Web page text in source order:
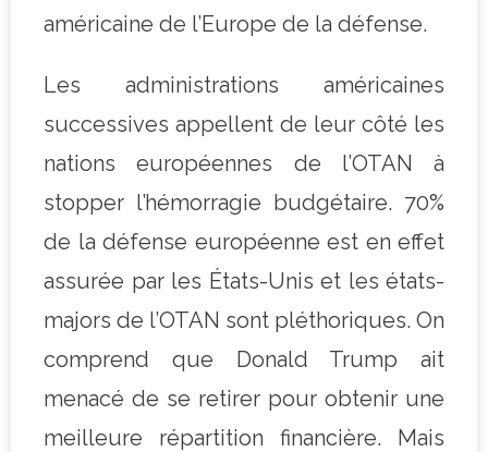
américaine de l’Europe de la défense.
Les administrations américaines
successives appellent de leur côté les
nations européennes de l’OTAN à
stopper l’hémorragie budgétaire. 70%
de la défense européenne est en effet
assurée par les États-Unis et les états-
majors de l’OTAN sont pléthoriques. On
comprend que Donald Trump ait
menacé de se retirer pour obtenir une
meilleure répartition financière. Mais